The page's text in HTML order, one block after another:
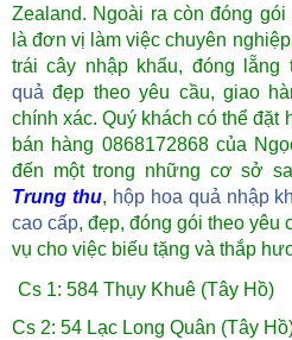
Zealand. Ngoài ra còn đóng
là đơn vị làm việc chuyên
trái cây nhập khẩu, đóng lẵng
quả đẹp theo yêu cầu, giao
chính xác. Quý khách có thể đặt
bán hàng 0868172868 của
đến một trong những cơ sở
Trung thu, hộp hoa quả nhập
cao cấp, đẹp, đóng gói theo yêu
vụ cho việc biếu tặng và thắp
Cs 1: 584 Thụy Khuê (Tây Hồ)
Cs 2: 54 Lạc Long Quân (Tây